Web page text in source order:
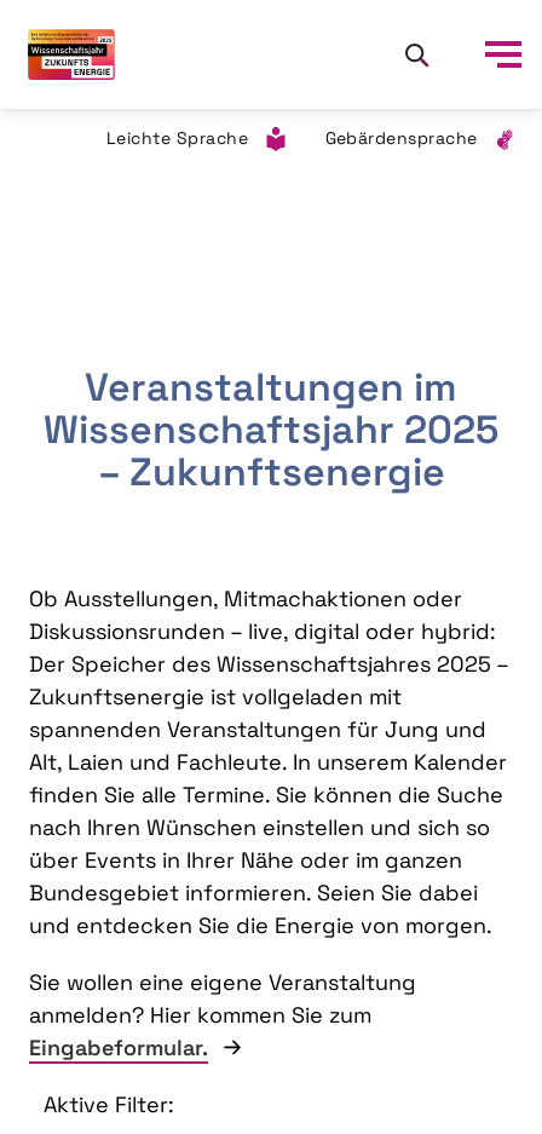
Leichte Sprache Gebärdensprache
Veranstaltungen im
Wissenschaftsjahr 2025
– Zukunftsenergie
Ob Ausstellungen, Mitmachaktionen oder
Diskussionsrunden – live, digital oder hybrid:
Der Speicher des Wissenschaftsjahres 2025 –
Zukunftsenergie ist vollgeladen mit
spannenden Veranstaltungen für Jung und
Alt, Laien und Fachleute. In unserem Kalender
finden Sie alle Termine. Sie können die Suche
nach Ihren Wünschen einstellen und sich so
über Events in Ihrer Nähe oder im ganzen
Bundesgebiet informieren. Seien Sie dabei
und entdecken Sie die Energie von morgen.
Sie wollen eine eigene Veranstaltung
anmelden? Hier kommen Sie zum
Eingabeformular.
Aktive Filter: